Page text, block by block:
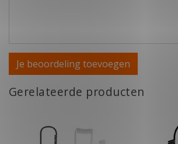
Je beoordeling toevoegen
Gerelateerde producten